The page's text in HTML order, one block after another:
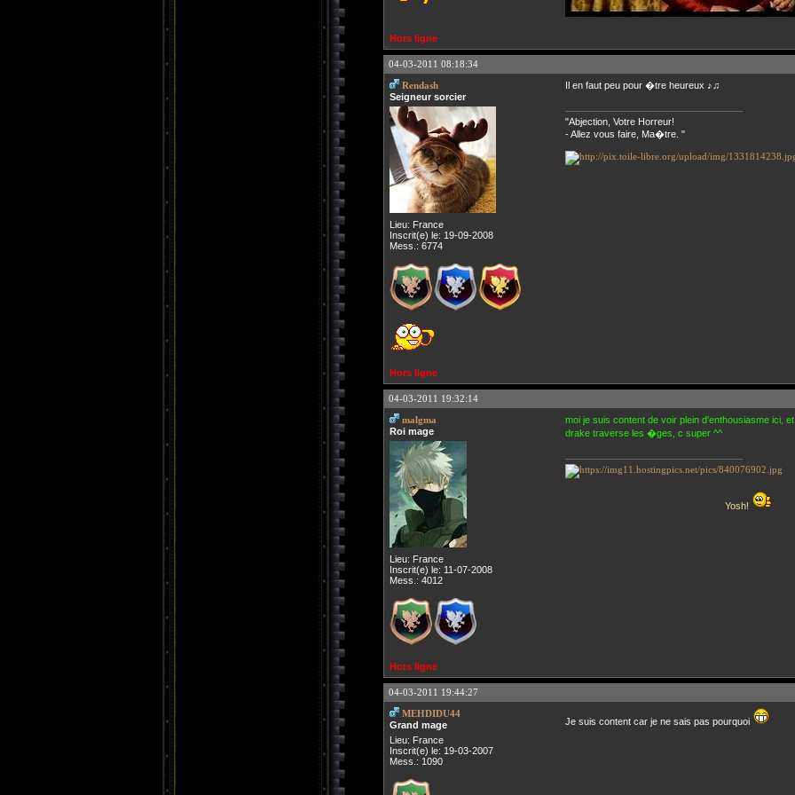
Hors ligne
04-03-2011 08:18:34
Rendash
Seigneur sorcier
Lieu: France
Inscrit(e) le: 19-09-2008
Mess.: 6774
Il en faut peu pour �tre heureux ♪♫
"Abjection, Votre Horreur!
- Allez vous faire, Ma�tre. "
Hors ligne
04-03-2011 19:32:14
malgma
Roi mage
Lieu: France
Inscrit(e) le: 11-07-2008
Mess.: 4012
moi je suis content de voir plein d'enthousiasme ici,
drake traverse les �ges, c super ^^
Yosh!
Hors ligne
04-03-2011 19:44:27
MEHDIDU44
Grand mage
Lieu: France
Inscrit(e) le: 19-03-2007
Mess.: 1090
Je suis content car je ne sais pas pourquoi